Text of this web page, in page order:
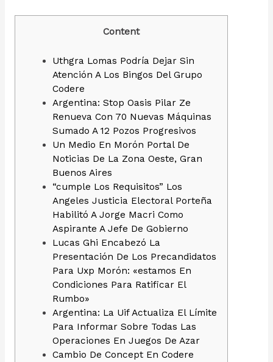
Content
Uthgra Lomas Podría Dejar Sin
Atención A Los Bingos Del Grupo
Codere
Argentina: Stop Oasis Pilar Ze
Renueva Con 70 Nuevas Máquinas
Sumado A 12 Pozos Progresivos
Un Medio En Morón Portal De
Noticias De La Zona Oeste, Gran
Buenos Aires
“cumple Los Requisitos” Los
Angeles Justicia Electoral Porteña
Habilitó A Jorge Macri Como
Aspirante A Jefe De Gobierno
Lucas Ghi Encabezó La
Presentación De Los Precandidatos
Para Uxp Morón: «estamos En
Condiciones Para Ratificar El
Rumbo»
Argentina: La Uif Actualiza El Límite
Para Informar Sobre Todas Las
Operaciones En Juegos De Azar
Cambio De Concept En Codere